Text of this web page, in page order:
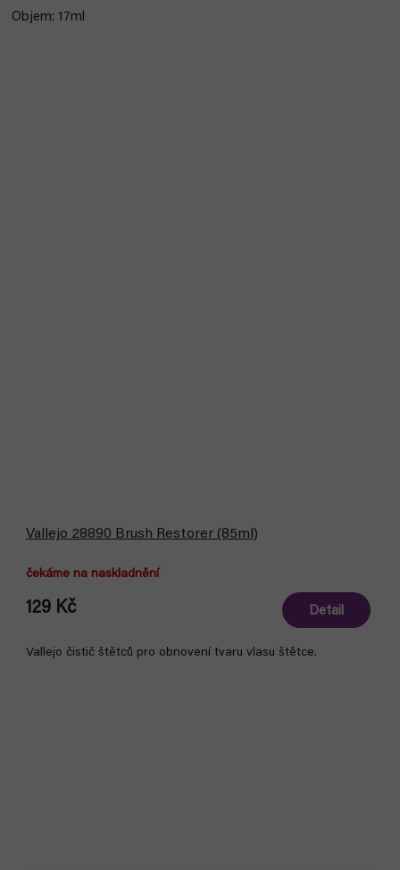
Objem: 17ml
Vallejo 28890 Brush Restorer (85ml)
čekáme na naskladnění
129 Kč Detail
Vallejo čistič štětců pro obnovení tvaru vlasu štětce.